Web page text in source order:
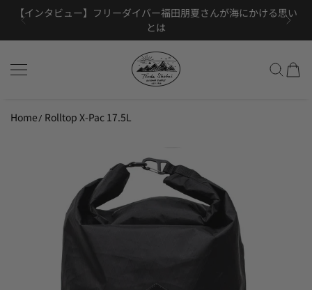
コンテンツにスキップ
【インタビュー】フリーダイバー福田朋夏さんが海にかける思い
とは
MAC IN A SACがYAMAHACKに掲載されました
【数量限定】BRAASI購入で特別ペンケースプレゼント！
Tsuda Shokai
Home Rolltop X-Pac 17.5L